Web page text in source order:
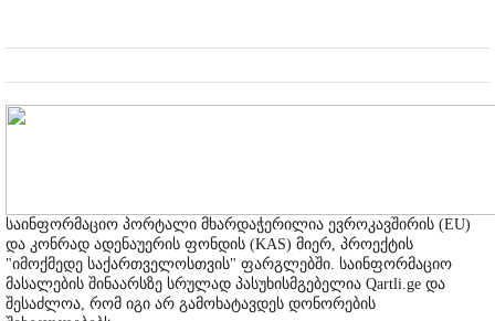
საინფორმაციო პორტალი მხარდაჭერილია ევროკავშირის (EU)
და კონრად ადენაუერის ფონდის (KAS) მიერ, პროექტის
"იმოქმედე საქართველოსთვის" ფარგლებში. საინფორმაციო
მასალების შინაარსზე სრულად პასუხისმგებელია Qartli.ge და
შესაძლოა, რომ იგი არ გამოხატავდეს დონორების